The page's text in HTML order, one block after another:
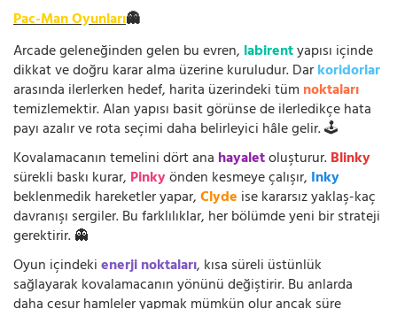
Pac-Man Oyunları👻
Arcade geleneğinden gelen bu evren, labirentyapısı içinde
dikkat ve doğru karar alma üzerine kuruludur. Darkoridorlar
arasında ilerlerken hedef, harita üzerindeki tüm noktaları
temizlemektir. Alan yapısı basit görünse de ilerledikçe hata
payı azalır ve rota seçimi daha belirleyici hâle gelir. 🕹️
Kovalamacanın temelini dört ana hayaletoluşturur.Blinky
sürekli baskı kurar, Pinkyönden kesmeye çalışır, Inky
beklenmedik hareketler yapar,Clyde ise kararsız yaklaş-kaç
davranışı sergiler. Bu farklılıklar, her bölümde yeni bir strateji
gerektirir. 👻
Oyun içindekienerji noktaları, kısa süreli üstünlük
sağlayarak kovalamacanın yönünü değiştirir. Bu anlarda